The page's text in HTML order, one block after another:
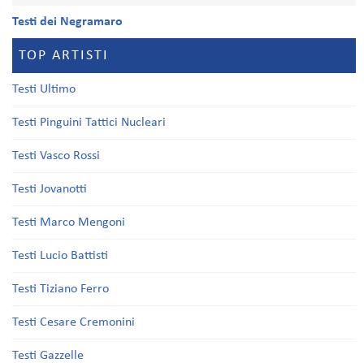
Testi dei Negramaro
TOP ARTISTI
Testi Ultimo
Testi Pinguini Tattici Nucleari
Testi Vasco Rossi
Testi Jovanotti
Testi Marco Mengoni
Testi Lucio Battisti
Testi Tiziano Ferro
Testi Cesare Cremonini
Testi Gazzelle